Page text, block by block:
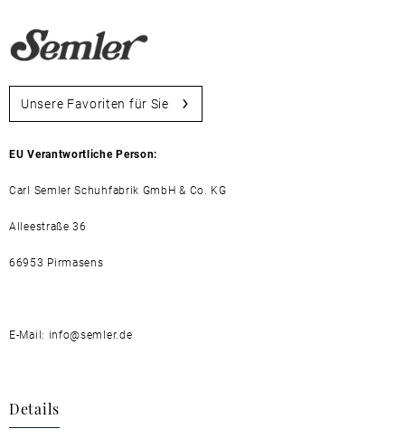
Unsere Favoriten für Sie
EU Verantwortliche Person:
Carl Semler Schuhfabrik GmbH & Co. KG
Alleestraße 36
66953 Pirmasens
E-Mail: info@semler.de
Details